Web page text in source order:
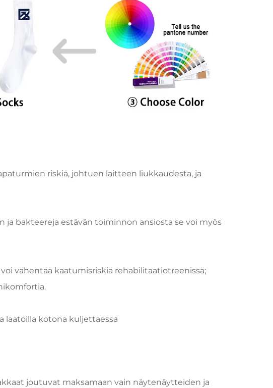
riskiä, johtuen laitteen liukkaudesta, ja
bakteereja estävän toiminnon ansiosta se voi myös
vähentää kaatumisriskiä rehabilitaatiotreenissä;
laatoilla kotona kuljettaessa
joutuvat maksamaan vain näytenäytteiden ja